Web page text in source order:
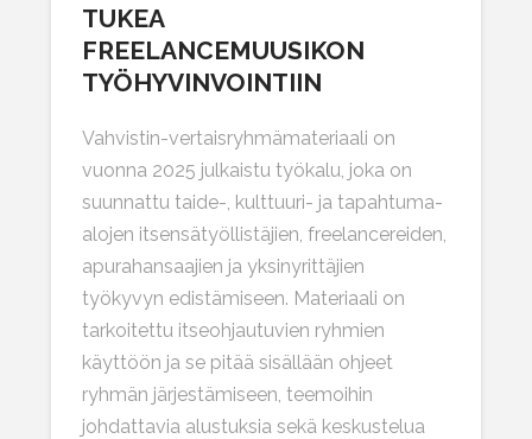
TUKEA
FREELANCEMUUSIKON
TYÖHYVINVOINTIIN
Vahvistin-vertaisryhmämateriaali on
vuonna 2025 julkaistu työkalu, joka on
suunnattu taide-, kulttuuri- ja tapahtuma-
alojen itsensätyöllistäjien, freelancereiden,
apurahansaajien ja yksinyrittäjien
työkyvyn edistämiseen. Materiaali on
tarkoitettu itseohjautuvien ryhmien
käyttöön ja se pitää sisällään ohjeet
ryhmän järjestämiseen, teemoihin
johdattavia alustuksia sekä keskustelua